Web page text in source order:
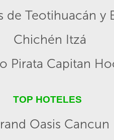
de Teotihuacán y
Chichén Itzá
Pirata Capitan
TOP HOTELES
Oasis Cancun